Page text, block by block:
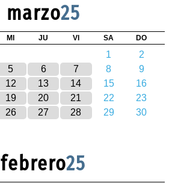
marzo25
MI JU VI SA DO
1
2
5 6 7 8
9
12 13 14 15
16
19 20 21 22
23
26 27 28 29
30
febrero25